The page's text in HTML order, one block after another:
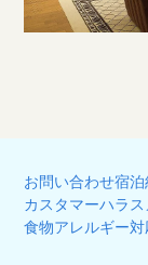
お問い合わせ宿
カスタマーハラ
食物アレルギー